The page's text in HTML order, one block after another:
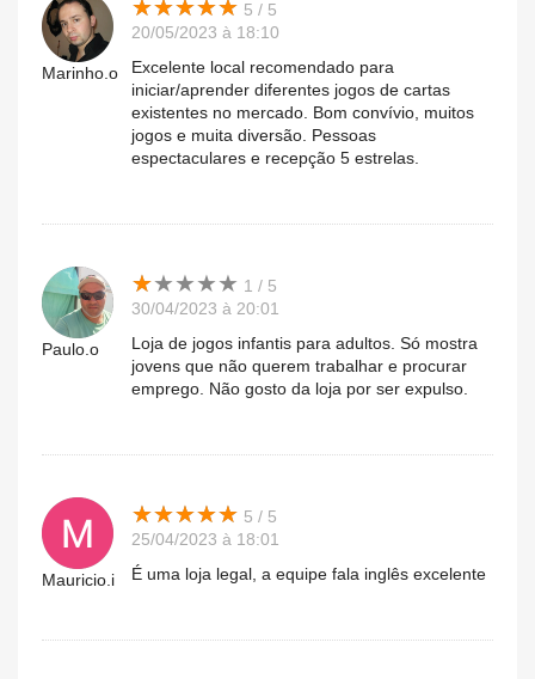
Marinho.o
★★★★★
★★★★★ 5 / 5
20/05/2023 à 18:10
Excelente local recomendado para
iniciar/aprender diferentes jogos de cartas
existentes no mercado. Bom convívio, muitos
jogos e muita diversão. Pessoas
espectaculares e recepção 5 estrelas.
Paulo.o
★★★★★
★★★★★ 1 / 5
30/04/2023 à 20:01
Loja de jogos infantis para adultos. Só mostra
jovens que não querem trabalhar e procurar
emprego. Não gosto da loja por ser expulso.
Mauricio.i
★★★★★
★★★★★ 5 / 5
25/04/2023 à 18:01
É uma loja legal, a equipe fala inglês excelente